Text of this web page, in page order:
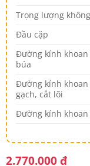
Trọng lượng
Đầu cặp
Đường kính
búa
Đường kính
gạch, cắt lõi
Đường kính
2.770.000₫